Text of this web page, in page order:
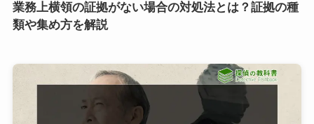
業務上横領の証拠がない場合の対処法とは？証拠の種
類や集め方を解説